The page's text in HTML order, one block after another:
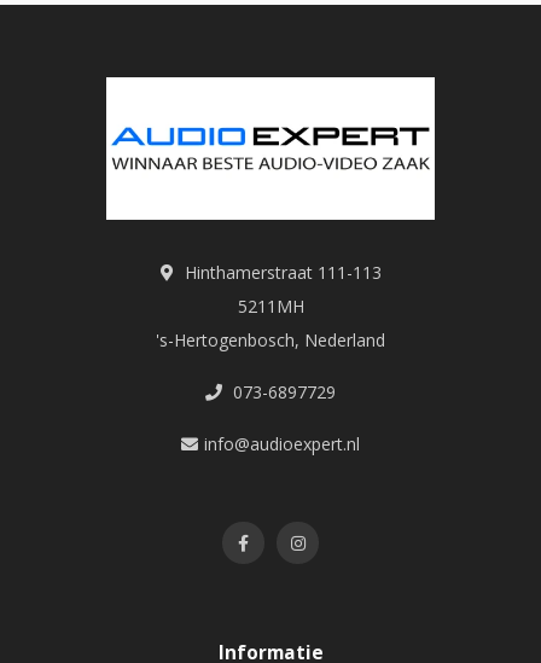
Hinthamerstraat 111-113
5211MH
's-Hertogenbosch, Nederland
073-6897729
info@audioexpert.nl
Informatie